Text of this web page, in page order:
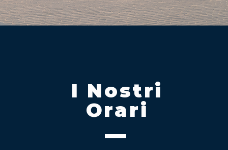
I Nostri
Orari